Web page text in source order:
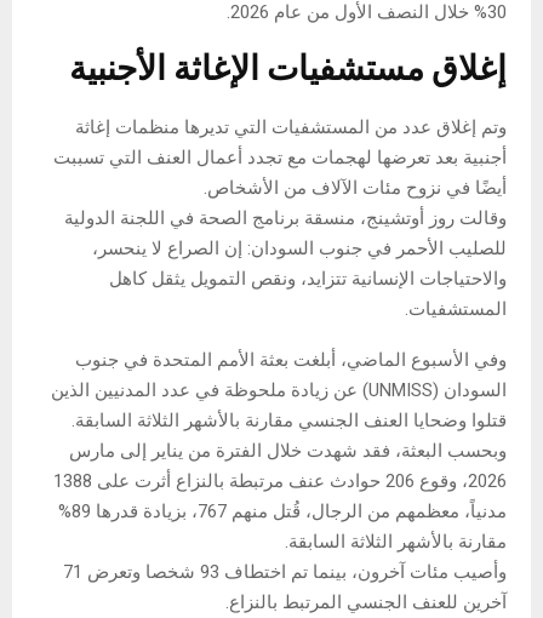
30% خلال النصف الأول من عام 2026.
إغلاق مستشفيات الإغاثة الأجنبية
وتم إغلاق عدد من المستشفيات التي تديرها منظمات إغاثة
أجنبية بعد تعرضها لهجمات مع تجدد أعمال العنف التي تسببت
أيضًا في نزوح مئات الآلاف من الأشخاص.
وقالت روز أوتشينج، منسقة برنامج الصحة في اللجنة الدولية
للصليب الأحمر في جنوب السودان: إن الصراع لا ينحسر،
والاحتياجات الإنسانية تتزايد، ونقص التمويل يثقل كاهل
المستشفيات.
وفي الأسبوع الماضي، أبلغت بعثة الأمم المتحدة في جنوب
السودان (UNMISS) عن زيادة ملحوظة في عدد المدنيين الذين
قتلوا وضحايا العنف الجنسي مقارنة بالأشهر الثلاثة السابقة.
وبحسب البعثة، فقد شهدت خلال الفترة من يناير إلى مارس
2026، وقوع 206 حوادث عنف مرتبطة بالنزاع أثرت على 1388
مدنياً، معظمهم من الرجال، قُتل منهم 767، بزيادة قدرها 89%
مقارنة بالأشهر الثلاثة السابقة.
وأصيب مئات آخرون، بينما تم اختطاف 93 شخصا وتعرض 71
آخرين للعنف الجنسي المرتبط بالنزاع.